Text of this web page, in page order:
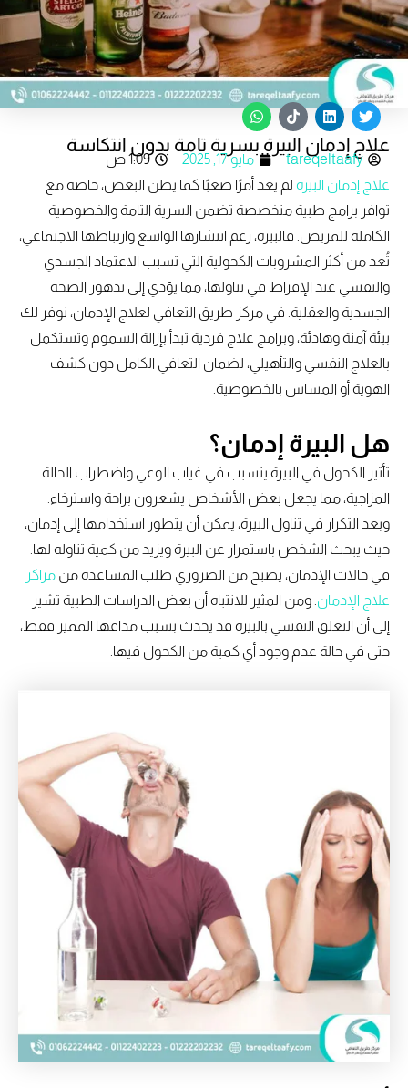
T
w
i
t
e
L
i
n
k
d
n
T
i
k
t
k
W
h
a
t
a
p
علاج إدمان البيرة بسرية تامة بدون انتكاسة
tareqeltaafy مايو 17, 2025
1:09 ص
علاج إدمان البيرةلم يعد أمرًا صعبًا كما يظن البعض، خاصة مع
توافر برامج طبية متخصصة تضمن السرية التامة والخصوصية
الكاملة للمريض. فالبيرة، رغم انتشارها الواسع وارتباطها الاجتماعي،
تُعد من أكثر المشروبات الكحولية التي تسبب الاعتماد الجسدي
والنفسي عند الإفراط في تناولها، مما يؤدي إلى تدهور الصحة
الجسدية والعقلية. في مركز طريق التعافي لعلاج الإدمان، نوفر لك
بيئة آمنة وهادئة، وبرامج علاج فردية تبدأ بإزالة السموم وتستكمل
بالعلاج النفسي والتأهيلي، لضمان التعافي الكامل دون كشف
الهوية أو المساس بالخصوصية.
هل البيرة إدمان؟
تأثير الكحول في البيرة يتسبب في غياب الوعي واضطراب الحالة
المزاجية، مما يجعل بعض الأشخاص يشعرون براحة واسترخاء.
وبعد التكرار في تناول البيرة، يمكن أن يتطور استخدامها إلى إدمان،
حيث يبحث الشخص باستمرار عن البيرة ويزيد من كمية تناوله لها.
في حالات الإدمان، يصبح من الضروري طلب المساعدة منمراكز
علاج الإدمان. ومن المثير للانتباه أن بعض الدراسات الطبية تشير
إلى أن التعلق النفسي بالبيرة قد يحدث بسبب مذاقها المميز فقط،
حتى في حالة عدم وجود أي كمية من الكحول فيها.